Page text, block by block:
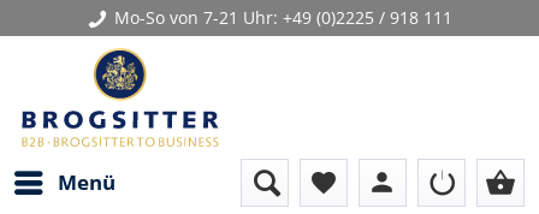
Mo-So von 7-21 Uhr: +49 (0)2225 / 918 111
Menü favorite person shopping_basket